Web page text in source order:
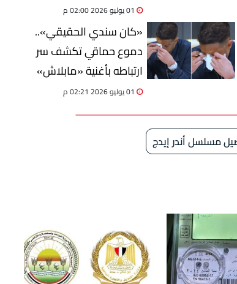
«كان سندي الحقيقي»..
دموع حماقي تكشف سر
ارتباطه بأغنية «مابلاش»
مسلسل أندر إيدج